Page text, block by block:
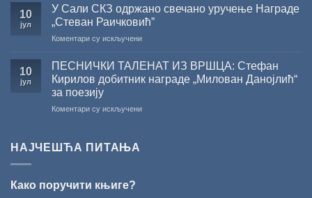
на
српском
2026.
ГОДИНУ
СНИЖЕЊЕ
10
јул
У Сали СКЗ одржано свечано уручење Награде
„Стеван Раичковић”
Коментари су искљученина
Сали
одржано
уручење
10
јул
ПЕСНИЧКИ ТАЛЕНАТ ИЗ ВРШЦА: Стефан
Кирилов добитник награде „Милован Данојлић“
за поезију
Коментари су искљученина
НАЈЧЕШЋА ПИТАЊА
Како поручити књиге?